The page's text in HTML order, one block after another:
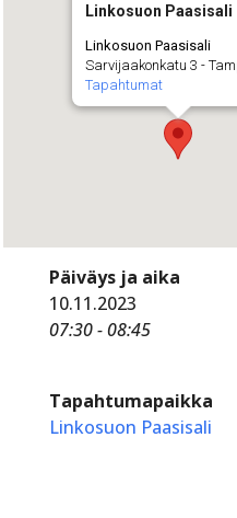
Linkosuon Paasisali
Linkosuon Paasisali
Sarvijaakonkatu 3 -
Tapahtumat
Päiväys ja aika
10.11.2023
07:30 - 08:45
Tapahtumapaikka
Linkosuon Paasisali